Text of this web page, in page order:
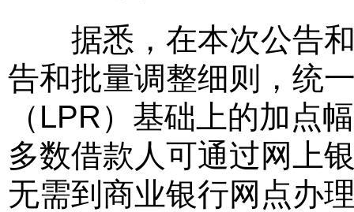
据悉，在本次公告和
告和批量调整细则，统
（LPR）基础上的加点
多数借款人可通过网上
无需到商业银行网点办